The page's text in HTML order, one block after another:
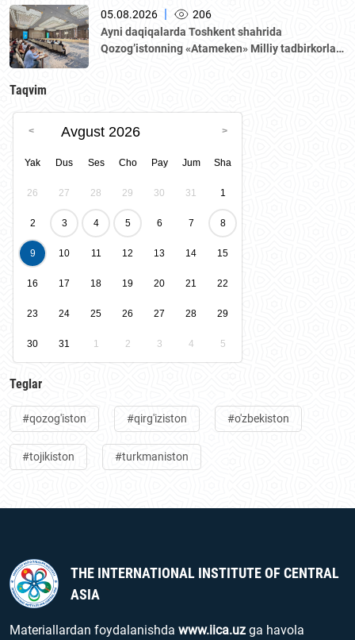
05.08.2026 |
206
Аyni daqiqalarda Toshkent shahrida
Qozogʼistonning «Аtameken» Milliy tadbirkorlar
Taqvim
Avgust 2026
Yak Dus Ses Cho Pay Jum Sha
26 27 28 29 30 31 1
2 3 4 5 6 7 8
9 10 11 12 13 14 15
16 17 18 19 20 21 22
23 24 25 26 27 28 29
30 31 1 2 3 4 5
Teglar
#qozog'iston #qirg'iziston #o'zbekiston
#tojikiston #turkmaniston
THE INTERNATIONAL INSTITUTE OF CENTRAL
ASIA
Materiallardan foydalanishda www.iica.uz ga havola